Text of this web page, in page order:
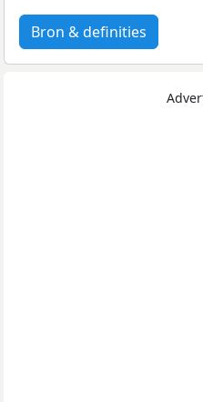
Bron & definities